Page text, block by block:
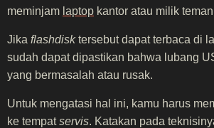
meminjam laptop kantor atau milik
Jika flashdisktersebut dapat terbaca di
sudah dapat dipastikan bahwa lubang
yang bermasalah atau rusak.
Untuk mengatasi hal ini, kamu harus
ke tempatservis. Katakan pada